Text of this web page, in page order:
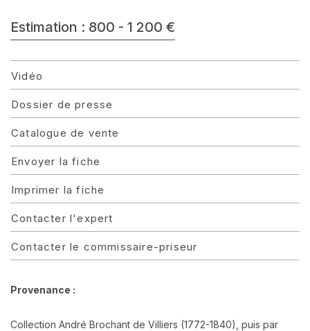
Estimation : 800 - 1 200 €
Vidéo
Dossier de presse
Catalogue de vente
Envoyer la fiche
Imprimer la fiche
Contacter l'expert
Contacter le commissaire-priseur
Provenance :
Collection André Brochant de Villiers (1772-1840), puis par